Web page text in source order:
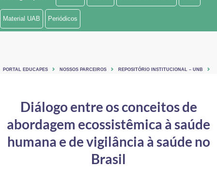
Ministério de Minas e Energia
Controladoria-Geral da União
Ministério da Mulher, da Família e dos Direitos Humanos
Material UAB Periódicos
PORTAL EDUCAPES NOSSOS PARCEIROS REPOSITÓRIO INSTITUCIONAL – UNB
Diálogo entre os conceitos de
abordagem ecossistêmica à saúde
humana e de vigilância à saúde no
Brasil